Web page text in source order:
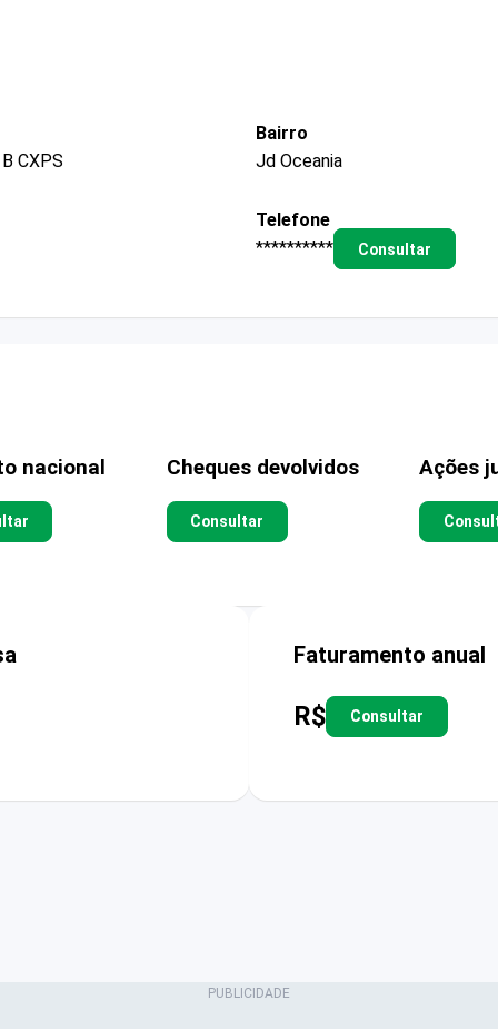
CXPS
Bairro
Jd Oceania
Telefone
**********
Consultar
nacional Cheques devolvidos
Consultar
Ações
Faturamento anual
R$ Consultar